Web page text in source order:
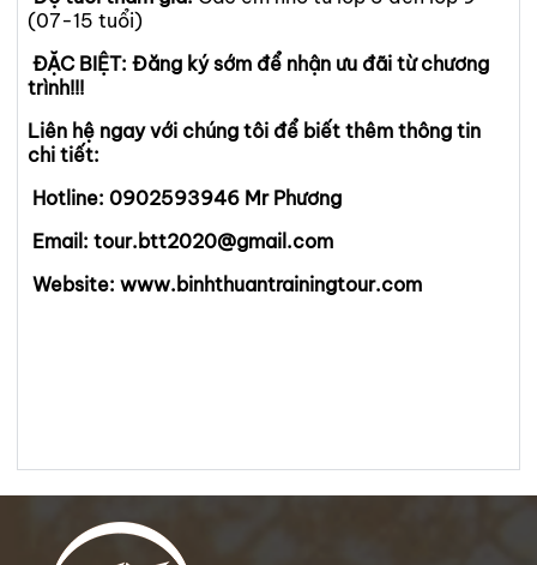
(07-15 tuổi)
ĐẶC BIỆT: Đăng ký sớm để nhận ưu đãi từ chương
trình!!!
Liên hệ ngay với chúng tôi để biết thêm thông tin
chi tiết:
Hotline: 0902593946 Mr Phương
Email: tour.btt2020@gmail.com
Website: www.binhthuantrainingtour.com